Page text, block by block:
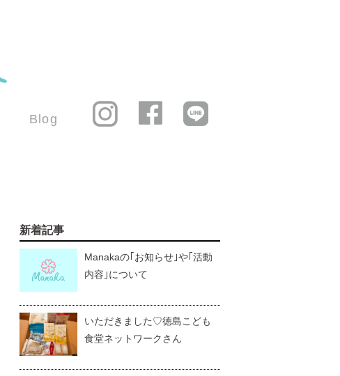
Blog
新着記事
Manakaの｢お知らせ｣や｢活動
内容｣について
いただきました♡徳島こども
食堂ネットワークさん